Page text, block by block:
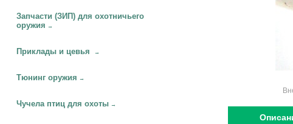
Запчасти (ЗИП) для охотничьего
оружия →
Приклады и цевья →
Тюнинг оружия →
Чучела птиц для охоты →